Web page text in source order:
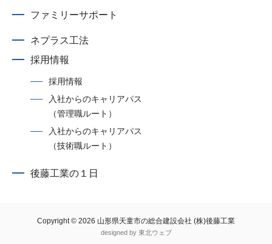
ファミリーサポート
ネプラス工法
採用情報
採用情報
入社からのキャリアパス
（管理職ルート）
入社からのキャリアパス
（技術職ルート）
後藤工業の１日
Copyright © 2026 山形県天童市の総合建設会社 (株)後藤工業
designed by 東北ウェブ